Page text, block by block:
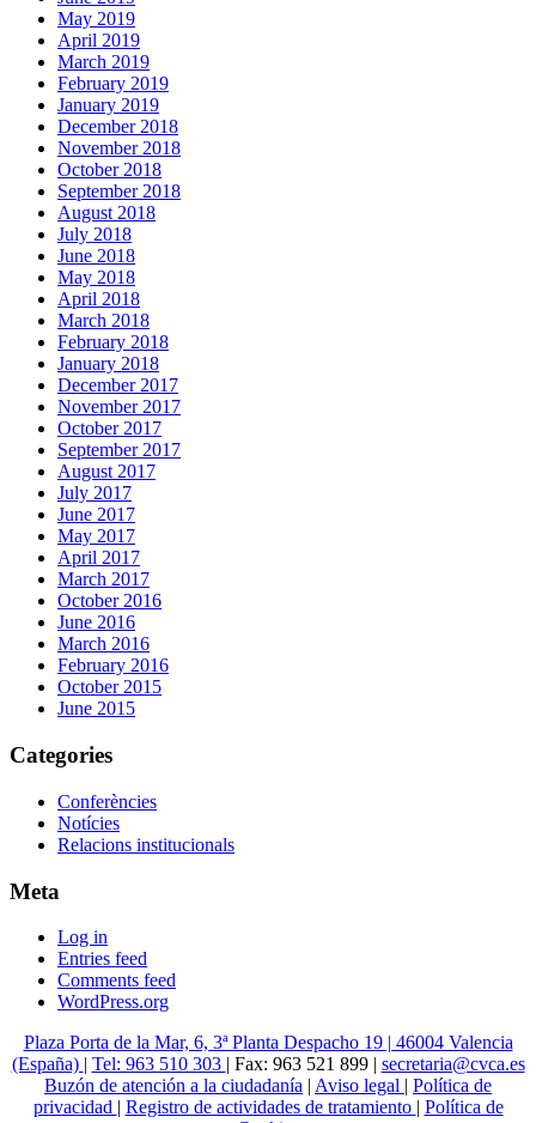
May 2019
April 2019
March 2019
February 2019
January 2019
December 2018
November 2018
October 2018
September 2018
August 2018
July 2018
June 2018
May 2018
April 2018
March 2018
February 2018
January 2018
December 2017
November 2017
October 2017
September 2017
August 2017
July 2017
June 2017
May 2017
April 2017
March 2017
October 2016
June 2016
March 2016
February 2016
October 2015
June 2015
Categories
Conferències
Notícies
Relacions institucionals
Meta
Log in
Entries feed
Comments feed
WordPress.org
Plaza Porta de la Mar, 6, 3ª Planta Despacho 19 | 46004 Valencia
(España) | Tel: 963 510 303 | Fax: 963 521 899 | secretaria@cvca.es
Buzón de atención a la ciudadanía | Aviso legal | Política de
privacidad | Registro de actividades de tratamiento | Política de